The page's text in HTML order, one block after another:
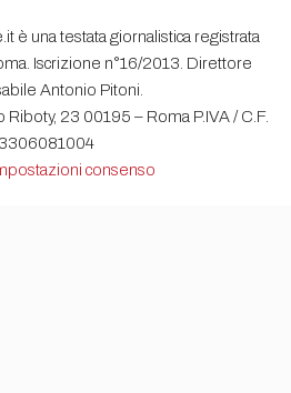
è una testata giornalistica registrata
Iscrizione n°16/2013. Direttore
Antonio Pitoni.
23 00195 – Roma P.IVA / C.F.
consenso